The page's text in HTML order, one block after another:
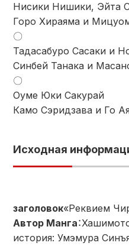
Нисики Нишики, Эйта
Горо Хираяма и
〇
Тадасабуро Сасаки и
Синбей Танака и
〇
Оуме Юки Сакурай
Камо Сэридзава и Го
Исходная
заголовок«Реквием
Автор Манга：
история: Умэмура